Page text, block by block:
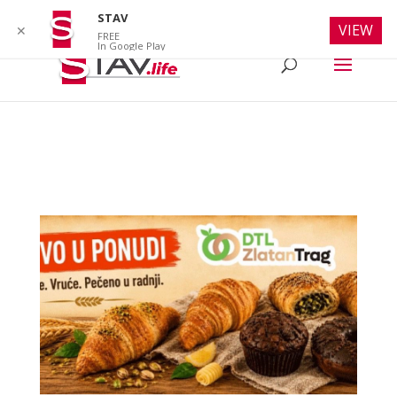
✕
STAV
FREE
In Google Play
VIEW